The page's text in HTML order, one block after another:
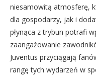
niesamowitą atmosferę,
dla gospodarzy, jak i
płynąca z trybun potrafi
zaangażowanie
Juventus przyciągają
rangę tych wydarzeń w